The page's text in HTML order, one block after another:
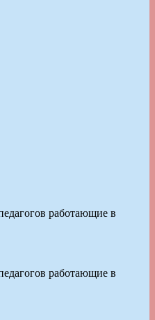
работающие в
работающие в